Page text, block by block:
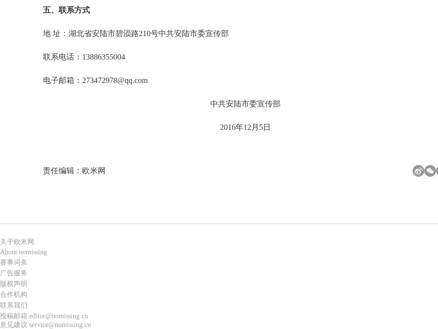
五、联系方式
地 址：湖北省安陆市碧涢路210号中共安陆市委宣传部
联系电话：13886355004
电子邮箱：273472978@qq.com
中共安陆市委宣传部
2016年12月5日
责任编辑：欧米网
关于欧米网
About nomissing
赛事词条
广告服务
版权声明
合作机构
联系我们
投稿邮箱 editor@nomissing.cn
意见建议 service@nomissing.cn